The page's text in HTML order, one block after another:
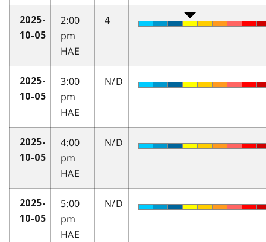
2025-
10-05
2:00
pm
HAE
4
2025-
10-05
3:00
pm
HAE
N/D
2025-
10-05
4:00
pm
HAE
N/D
2025-
10-05
5:00
pm
HAE
N/D